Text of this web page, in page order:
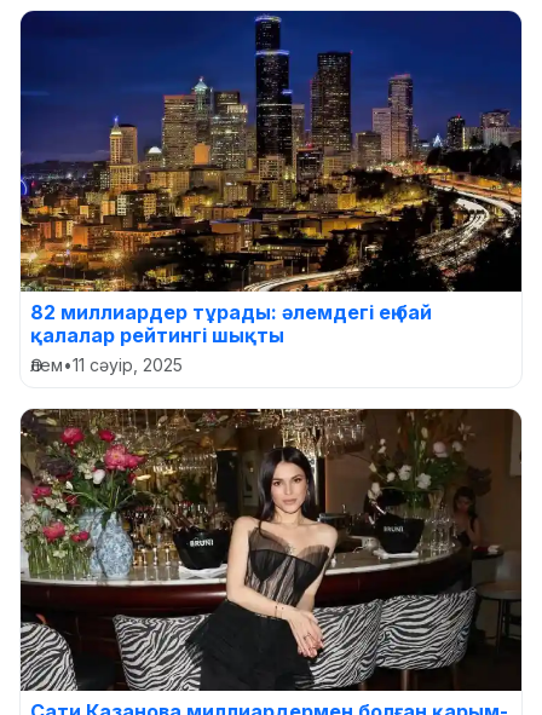
82 миллиардер тұрады: әлемдегі ең бай
қалалар рейтингі шықты
Әлем•11 сәуір, 2025